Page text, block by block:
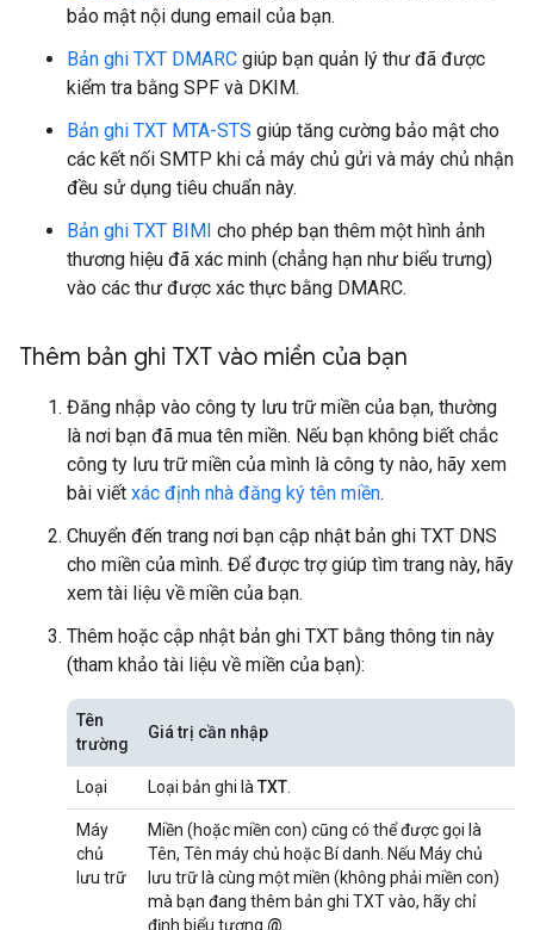
bảo mật nội dung email của bạn.
Bản ghi TXT DMARC giúp bạn quản lý thư đã được
kiểm tra bằng SPF và DKIM.
Bản ghi TXT MTA-STS giúp tăng cường bảo mật cho
các kết nối SMTP khi cả máy chủ gửi và máy chủ nhận
đều sử dụng tiêu chuẩn này.
Bản ghi TXT BIMI cho phép bạn thêm một hình ảnh
thương hiệu đã xác minh (chẳng hạn như biểu trưng)
vào các thư được xác thực bằng DMARC.
Thêm bản ghi TXT vào miền của bạn
Đăng nhập vào công ty lưu trữ miền của bạn, thường
là nơi bạn đã mua tên miền. Nếu bạn không biết chắc
công ty lưu trữ miền của mình là công ty nào, hãy xem
bài viết xác định nhà đăng ký tên miền.
Chuyển đến trang nơi bạn cập nhật bản ghi TXT DNS
cho miền của mình. Để được trợ giúp tìm trang này, hãy
xem tài liệu về miền của bạn.
Thêm hoặc cập nhật bản ghi TXT bằng thông tin này
(tham khảo tài liệu về miền của bạn):
Tên
trường
Giá trị cần nhập
Loại Loại bản ghi là TXT
Máy
chủ
lưu trữ
Miền (hoặc miền con) cũng có thể được gọi là
Tên, Tên máy chủ hoặc Bí danh. Nếu Máy chủ
lưu trữ là cùng một miền (không phải miền con)
mà bạn đang thêm bản ghi TXT vào, hãy chỉ
định biểu tượng @